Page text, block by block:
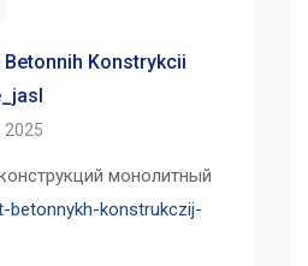
Betonnih Konstrykcii
2025
монолитный
betonnykh-konstrukczij-